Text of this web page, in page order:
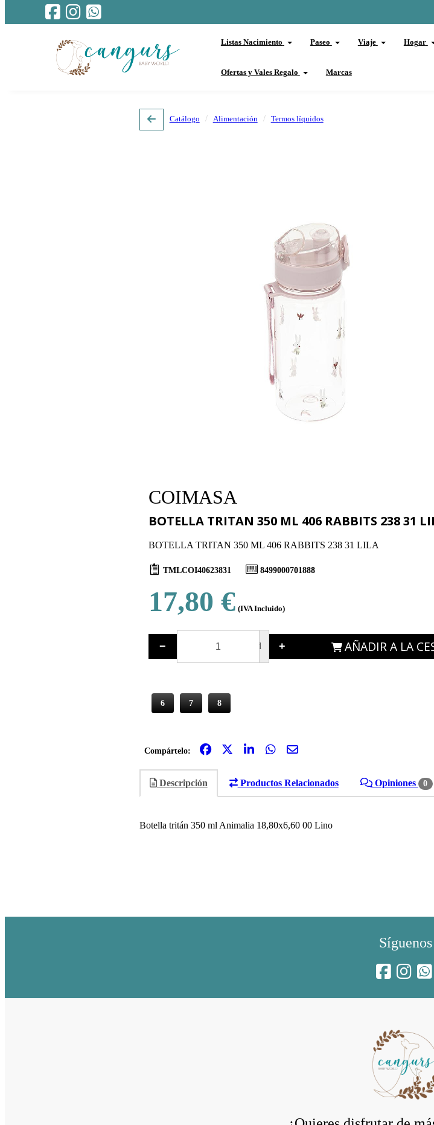
Listas Nacimiento Paseo Viaje Hogar
Ofertas y Vales Regalo Marcas
Catálogo Alimentación Termos líquidos
COIMASA
BOTELLA TRITAN 350 ML 406 RABBITS 238 31
BOTELLA TRITAN 350 ML 406 RABBITS 238 31 LILA
TMLCOI40623831 8499000701888
17,80 € (IVA Incluido)
− ud + AÑADIR A LA
6 7 8
Compártelo:
Descripción Productos Relacionados Opiniones 0
Botella tritán 350 ml Animalia 18,80x6,60 00 Lino
Síguenos